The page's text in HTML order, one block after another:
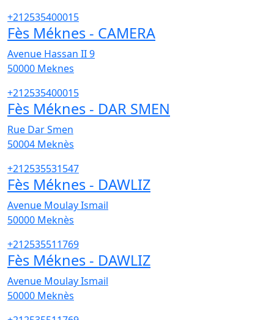
+212535400015
Fès Méknes - CAMERA
Avenue Hassan II 9
50000 Meknes
+212535400015
Fès Méknes - DAR SMEN
Rue Dar Smen
50004 Meknès
+212535531547
Fès Méknes - DAWLIZ
Avenue Moulay Ismail
50000 Meknès
+212535511769
Fès Méknes - DAWLIZ
Avenue Moulay Ismail
50000 Meknès